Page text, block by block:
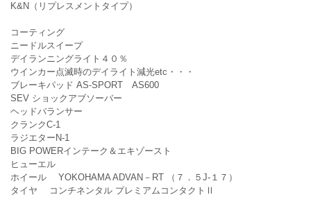
K&N（リプレスメントタイプ）
コーティング
ニードルスイープ
デイランニングライト４０％
ウインカー点滅時のデイライト減光etc・・・
ブレーキパッド AS-SPORT AS600
SEV ショックアブソーバー
ヘッドバランサー
クランクC-1
ラジエターN-1
BIG POWERインテーク＆エキゾースト
ヒューエル
ホイール YOKOHAMA ADVAN－RT （７．５J-１７）
タイヤ コンチネンタル プレミアムコンタクトⅡ